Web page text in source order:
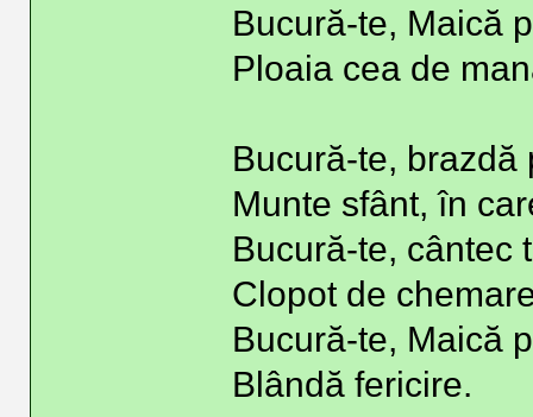
Bucură-te, Maică
Ploaia cea de
Bucură-te, brazdă
Munte sfânt, în
Bucură-te, cântec
Clopot de
Bucură-te, Maică
Blândă fericire.